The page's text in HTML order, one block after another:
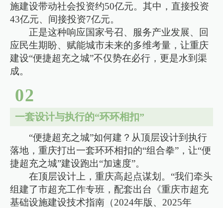
施建设带动社会投资约50亿元。其中，直接投资
43亿元、间接投资7亿元。
正是这种响应国家号召、服务产业发展、回
应民生期盼、赋能城市未来的多维考量，让重庆
建设“便捷超充之城”不仅势在必行，更是水到渠
成。
02
一套设计与执行的“环环相扣”
“便捷超充之城”如何建？从顶层设计到执行
落地，重庆打出一套环环相扣的“组合拳”，让“便
捷超充之城”建设跑出“加速度”。
在顶层设计上，重庆高起点谋划。“我们牵头
组建了市超充工作专班，配套出台《重庆市超充
基础设施建设技术指南（2024年版、2025年